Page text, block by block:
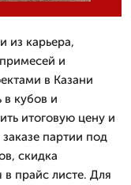
из карьера,
и
в Казани
в кубов и
итоговую цену и
партии под
скидка
в прайс листе. Для